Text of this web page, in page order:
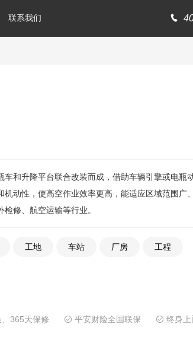

联系我们
和升降平台联合改装而成，借助车辆引擎或电瓶
动性，使高空作业效率更高，能适应区域范围广
修、航空运输等行业。
工地 车站 厂房 工程
365天保修  平安财险全国联保  终身上